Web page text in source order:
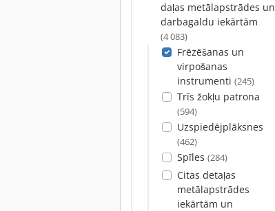
daļas metālapstrādes un
darbagaldu iekārtām
(4 083)
Frēzēšanas un
virpošanas
instrumenti (245)
Trīs žokļu patrona
(594)
Uzspiedējplāksnes
(462)
Spīles (284)
Citas detaļas
metālapstrādes
iekārtām un